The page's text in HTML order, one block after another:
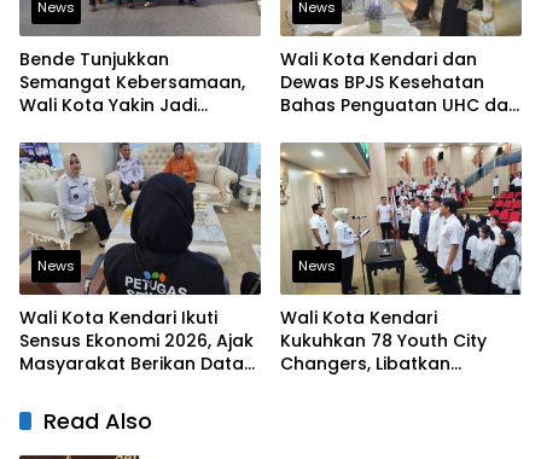
News
Bende Tunjukkan
Semangat Kebersamaan,
Wali Kota Yakin Jadi
Lain
News
Wali Kota Kendari dan
Dewas BPJS Kesehatan
Bahas Penguatan UHC dan
Kesehatan
News
Wali Kota Kendari Ikuti
Sensus Ekonomi 2026, Ajak
Masyarakat Berikan Data
News
Wali Kota Kendari
Kukuhkan 78 Youth City
Changers, Libatkan
Read Also